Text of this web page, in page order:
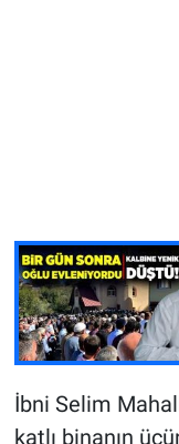
İbni Selim
katlı binanın